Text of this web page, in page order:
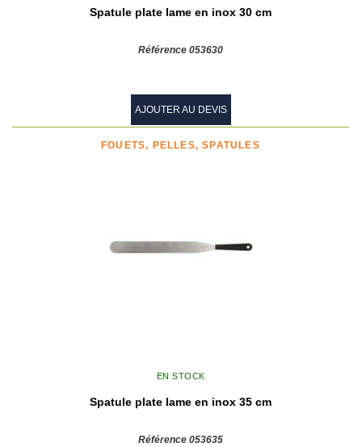
Spatule plate lame en inox 30 cm
Référence 053630
AJOUTER AU DEVIS
FOUETS, PELLES, SPATULES
EN STOCK
Spatule plate lame en inox 35 cm
Référence 053635